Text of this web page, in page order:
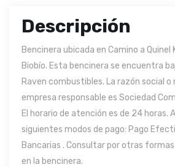
Descripción
Bencinera ubicada en Camino a Quinel
Biobío. Esta bencinera se encuentra
Raven combustibles. La razón social o
empresa responsable es Sociedad
El horario de atención es de 24 horas.
siguientes modos de pago: Pago
Bancarias . Consultar por otras
en la bencinera.